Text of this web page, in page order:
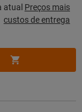
atual Preços mais
custos de entrega